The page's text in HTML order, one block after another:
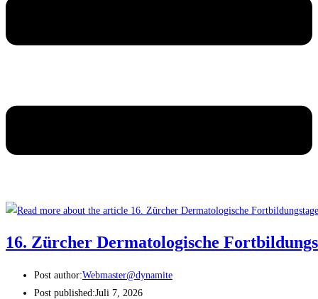
16. Zürcher Dermatologische
Post author:Webmaster@dynamite
Post published:Juli 7, 2026